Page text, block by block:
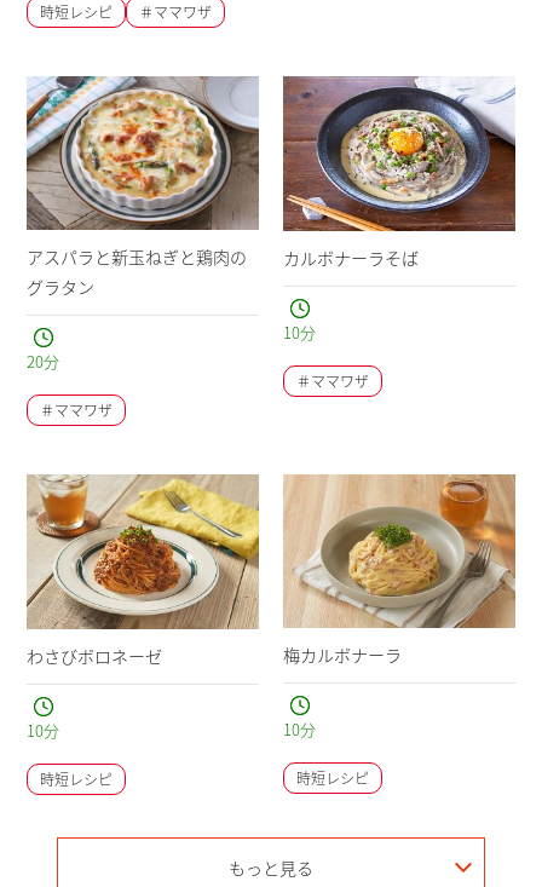
時短レシピ ＃ママワザ
アスパラと新玉ねぎと鶏肉の
グラタン
20分
＃ママワザ
カルボナーラそば
10分
＃ママワザ
わさびボロネーゼ
10分
時短レシピ
梅カルボナーラ
10分
時短レシピ
もっと見る